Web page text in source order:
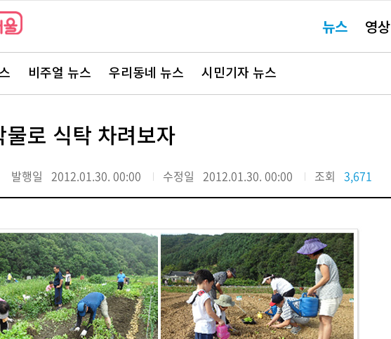
요뉴스 영상
비주얼 뉴스 우리동네 뉴스 시민기자 뉴스
로 식탁 차려보자
발행일 2012.01.30. 00:00 수정일 2012.01.30. 00:00 조회 3,671